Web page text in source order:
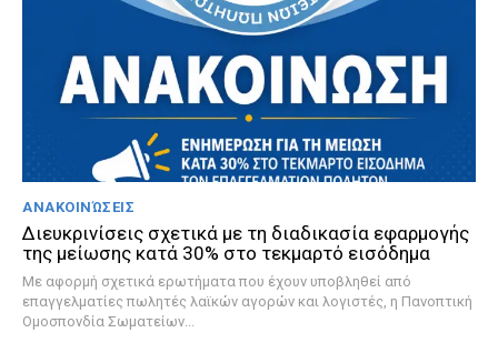
ΑΝΑΚΟΙΝΏΣΕΙΣ
Διευκρινίσεις σχετικά με τη διαδικασία εφαρμογής
της μείωσης κατά 30% στο τεκμαρτό εισόδημα
Με αφορμή σχετικά ερωτήματα που έχουν υποβληθεί από
επαγγελματίες πωλητές λαϊκών αγορών και λογιστές, η Πανοπτική
Ομοσπονδία Σωματείων...